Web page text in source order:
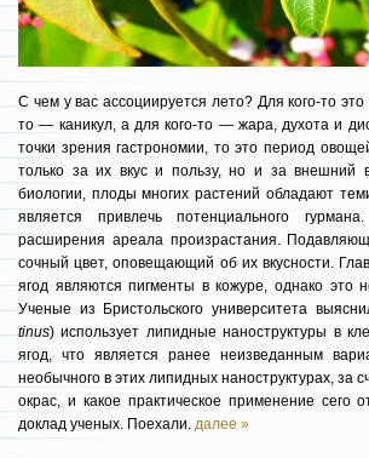
С чем у вас ассоциируется лето? Для кого-то
то — каникул, а для кого-то — жара, духота и
точки зрения гастрономии, то это период
только за их вкус и пользу, но и за внешний
биологии, плоды многих растений обладают
является привлечь потенциального
расширения ареала произрастания.
сочный цвет, оповещающий об их вкусности.
ягод являются пигменты в кожуре, однако это
Ученые из Бристольского университета
tinus) использует липидные наноструктуры в
ягод, что является ранее неизведанным
необычного в этих липидных наноструктурах, за
окрас, и какое практическое применение сего
доклад ученых. Поехали. далее »